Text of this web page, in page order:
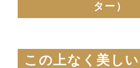
ター）
この上なく美し